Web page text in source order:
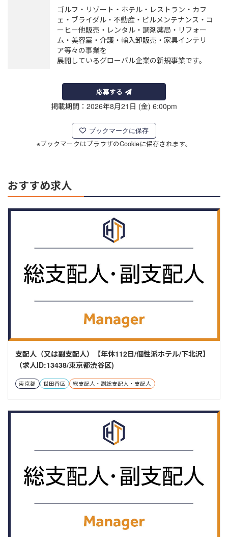
ゴルフ・リゾート・ホテル・レストラン・カフ
ェ・ブライダル・不動産・ビルメンテナンス・コ
ーヒー他販売・レンタル・調剤薬局・リフォー
ム・美容室・介護・輸入卸販売・家具インテリ
ア等々の事業を
展開しているグローバル企業の新規事業です。
応募する
掲載期間：2026年8月21日 (金) 6:00pm
ブックマークに保存
※ブックマークはブラウザのCookieに保存されます。
おすすめ求人
支配人（又は副支配人）【年休112日/個性派ホテル/下北沢】
（求人ID:13438/東京都渋谷区)
東京都 世田谷区 総支配人・副総支配人・支配人